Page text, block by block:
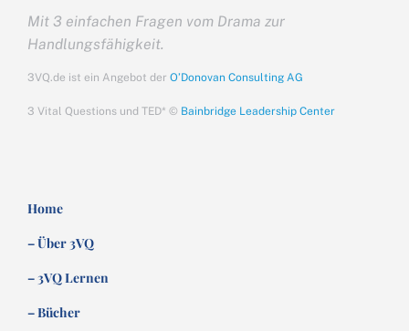
Mit 3 einfachen Fragen vom Drama zur
Handlungsfähigkeit.
3VQ.de ist ein Angebot der O’Donovan Consulting AG
3 Vital Questions und TED* © Bainbridge Leadership Center
Home
– Über 3VQ
– 3VQ Lernen
– Bücher